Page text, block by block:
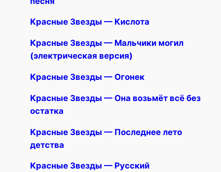
Красные Звезды — Кислота
Красные Звезды — Мальчики могил
(электрическая версия)
Красные Звезды — Огонек
Красные Звезды — Она возьмёт всё без
остатка
Красные Звезды — Последнее лето
детства
Красные Звезды — Русский